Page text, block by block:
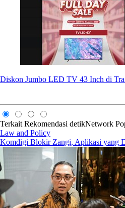
Diskon Jumbo LED TV 43 Inch di
Terkait Rekomendasi detikNetwork
Law and Policy
Komdigi Blokir Zangi, Aplikasi yang